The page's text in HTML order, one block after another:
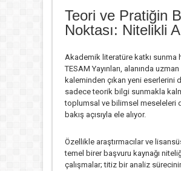
Teori ve Pratiğin
Noktası: Nitelikli
Akademik literatüre katkı sunma
TESAM Yayınları, alanında
kaleminden çıkan yeni eserlerini
sadece teorik bilgi sunmakla
toplumsal ve bilimsel meseleleri
bakış açısıyla ele alıyor.
Özellikle araştırmacılar ve
temel birer başvuru kaynağı
çalışmalar; titiz bir analiz